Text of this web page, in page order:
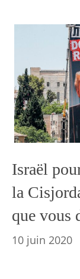
Israël
la
que vous
10 juin 2020